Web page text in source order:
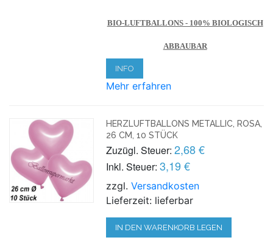
BIO-LUFTBALLONS - 100% BIOLOGISCH
ABBAUBAR
INFO
Mehr erfahren
HERZLUFTBALLONS METALLIC, ROSA,
26 CM, 10 STÜCK
Zuzügl. Steuer: 2,68 €
Inkl. Steuer: 3,19 €
zzgl.Versandkosten
Lieferzeit: lieferbar
IN DEN WARENKORB LEGEN